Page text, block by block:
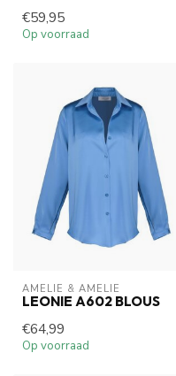
€59,95
Op voorraad
AMELIE & AMELIE
LEONIE A602 BLOUS
€64,99
Op voorraad